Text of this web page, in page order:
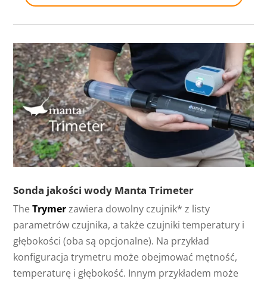
Sonda jakości wody Manta Trimeter
TheTrymerzawiera dowolny czujnik* z listy
parametrów czujnika, a także czujniki temperatury i
głębokości (oba są opcjonalne). Na przykład
konfiguracja trymetru może obejmować mętność,
temperaturę i głębokość. Innym przykładem może